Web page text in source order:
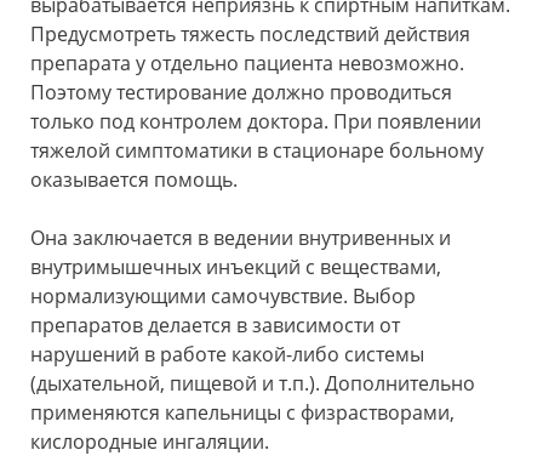
Предусмотреть тяжесть последствий действия
препарата у отдельно пациента невозможно.
Поэтому тестирование должно проводиться
только под контролем доктора. При появлении
тяжелой симптоматики в стационаре больному
оказывается помощь.
Она заключается в ведении внутривенных и
внутримышечных инъекций с веществами,
нормализующими самочувствие. Выбор
препаратов делается в зависимости от
нарушений в работе какой-либо системы
(дыхательной, пищевой и т.п.). Дополнительно
применяются капельницы с физрастворами,
кислородные ингаляции.